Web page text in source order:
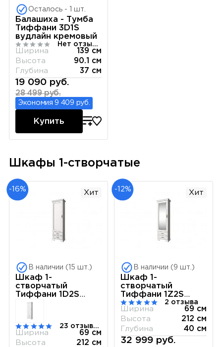
Осталось - 1 шт.
Балашиха - Тумба
Тиффани 3D1S
вудлайн кремовый
Нет отзывов
Ширина
139 см
Высота
90.1 см
Глубина
37 см
19 090 руб.
28 499 руб.
Экономия 9 409 руб.
Купить
Шкафы 1-створчатые
-16% Хит
В наличии (15 шт.)
Шкаф 1-
створчатый
Тиффани 1D2S
вудлайн кремовый
23 отзывов
Ширина
69 см
Высота
212 см
-12% Хит
В наличии (9 шт.)
Шкаф 1-
створчатый
Тиффани 1Z2S
вудлайн кремовый
2 отзыва
Ширина
69 см
Высота
212 см
Глубина
40 см
32 999 руб.